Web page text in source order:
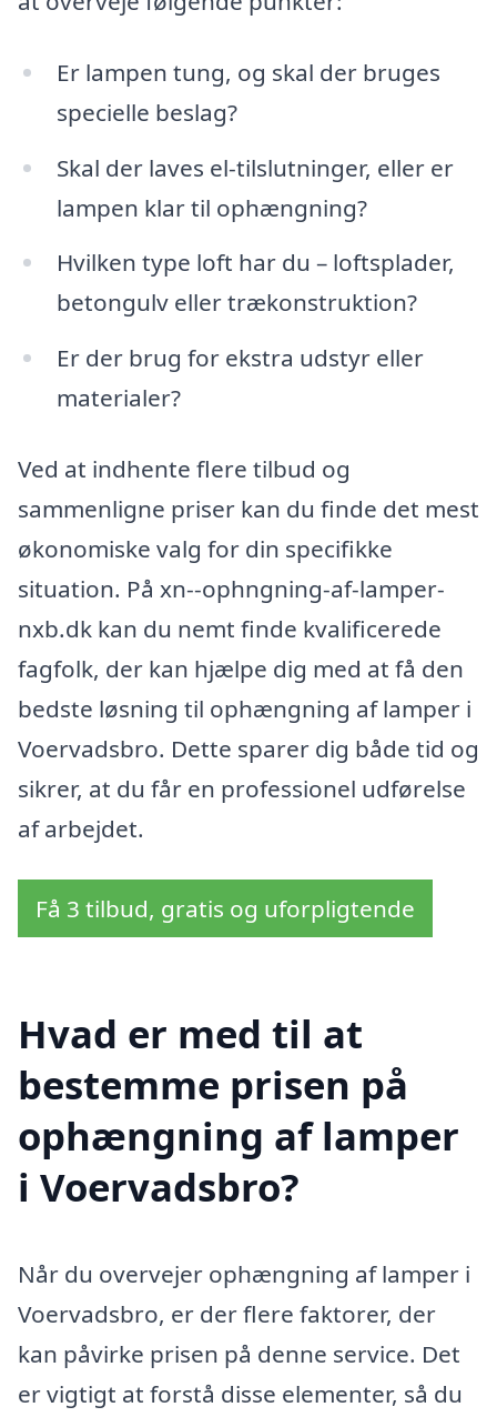
Er lampen tung, og skal der bruges
specielle beslag?
Skal der laves el-tilslutninger, eller er
lampen klar til ophængning?
Hvilken type loft har du – loftsplader,
betongulv eller trækonstruktion?
Er der brug for ekstra udstyr eller
materialer?
Ved at indhente flere tilbud og
sammenligne priser kan du finde det mest
økonomiske valg for din specifikke
situation. På xn--ophngning-af-lamper-
nxb.dk kan du nemt finde kvalificerede
fagfolk, der kan hjælpe dig med at få den
bedste løsning til ophængning af lamper i
Voervadsbro. Dette sparer dig både tid og
sikrer, at du får en professionel udførelse
af arbejdet.
Få 3 tilbud, gratis og uforpligtende
Hvad er med til at
bestemme prisen på
ophængning af lamper
i Voervadsbro?
Når du overvejer ophængning af lamper i
Voervadsbro, er der flere faktorer, der
kan påvirke prisen på denne service. Det
er vigtigt at forstå disse elementer, så du